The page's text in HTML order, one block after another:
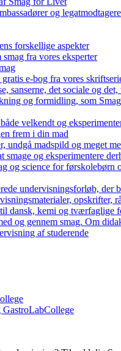
og
forskellige aspekter
fra vores eksperter
e-bog fra vores
sanserne, det sociale og
og formidling, som
velkendt og
frem i din mad
undgå madspild og meget
smage og eksperimentere
og science for førskolebørn
undervisningsforløb, der
opskrifter,
dansk, kemi og tværfaglige
og gennem smag. Om
af studerende